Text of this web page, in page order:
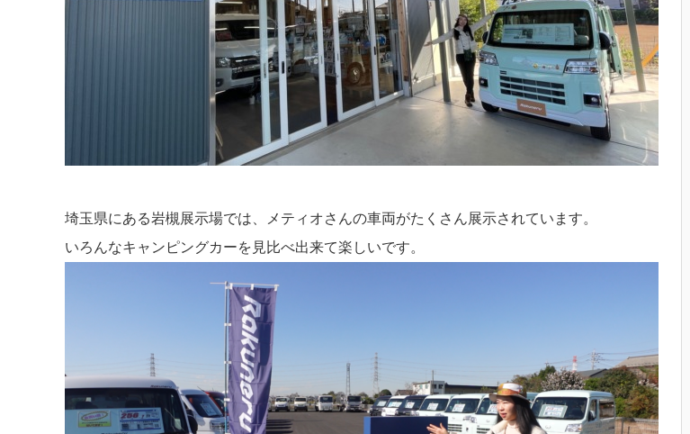
埼玉県にある岩槻展示場では、メティオさんの車両がたくさん展示されています。
いろんなキャンピングカーを見比べ出来て楽しいです。